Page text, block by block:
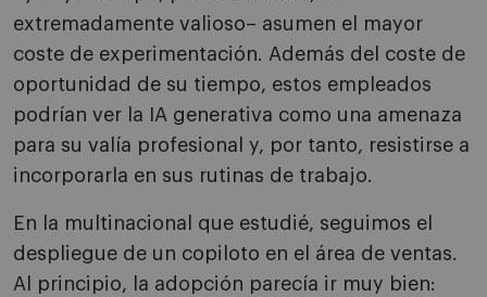
extremadamente valioso– asumen el mayor
coste de experimentación. Además del coste de
oportunidad de su tiempo, estos empleados
podrían ver la IA generativa como una amenaza
para su valía profesional y, por tanto, resistirse a
incorporarla en sus rutinas de trabajo.
En la multinacional que estudié, seguimos el
despliegue de un copiloto en el área de ventas.
Al principio, la adopción parecía ir muy bien: